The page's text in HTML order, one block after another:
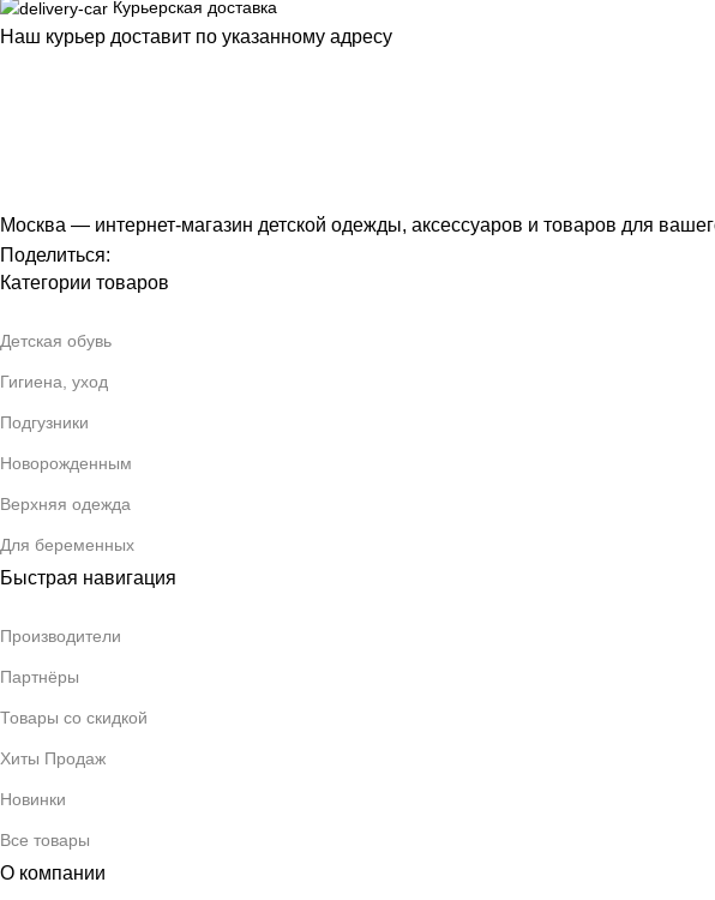
Курьерская доставка
Наш курьер доставит по указанному адресу
Москва — интернет-магазин детской одежды, аксессуаров и товаров для
Поделиться:
Категории товаров
Детская обувь
Гигиена, уход
Подгузники
Новорожденным
Верхняя одежда
Для беременных
Быстрая навигация
Производители
Партнёры
Товары со скидкой
Хиты Продаж
Новинки
Все товары
О компании